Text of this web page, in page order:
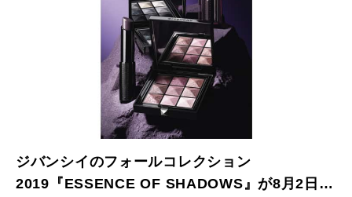
ジバンシイのフォールコレクション
2019『ESSENCE OF SHADOWS』が8月2日